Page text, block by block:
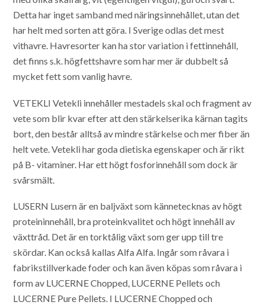
Detta har inget samband med näringsinnehållet, utan det
har helt med sorten att göra. I Sverige odlas det mest
vithavre. Havresorter kan ha stor variation i fettinnehåll,
det finns s.k. högfettshavre som har mer är dubbelt så
mycket fett som vanlig havre.
VETEKLI Vetekli innehåller mestadels skal och fragment av
vete som blir kvar efter att den stärkelserika kärnan tagits
bort, den består alltså av mindre stärkelse och mer fiber än
helt vete. Vetekli har goda dietiska egenskaper och är rikt
på B- vitaminer. Har ett högt fosforinnehåll som dock är
svårsmält.
LUSERN Lusern är en baljväxt som kännetecknas av högt
proteininnehåll, bra proteinkvalitet och högt innehåll av
växttråd. Det är en torktålig växt som ger upp till tre
skördar. Kan också kallas Alfa Alfa. Ingår som råvara i
fabrikstillverkade foder och kan även köpas som råvara i
form av LUCERNE Chopped, LUCERNE Pellets och
LUCERNE Pure Pellets. I LUCERNE Chopped och